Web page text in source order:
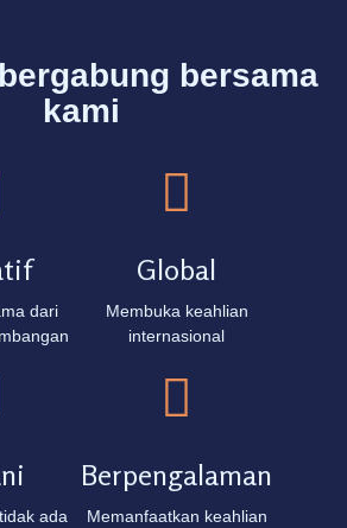
bersama
kami
dari
Global
Membuka keahlian
internasional
ada
Berpengalaman
Memanfaatkan keahlian